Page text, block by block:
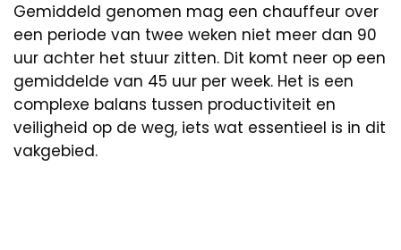
Gemiddeld genomen mag een chauffeur over
een periode van twee weken niet meer dan 90
uur achter het stuur zitten. Dit komt neer op een
gemiddelde van 45 uur per week. Het is een
complexe balans tussen productiviteit en
veiligheid op de weg, iets wat essentieel is in dit
vakgebied.